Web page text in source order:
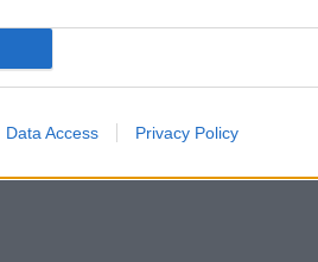
Data Access Privacy Policy